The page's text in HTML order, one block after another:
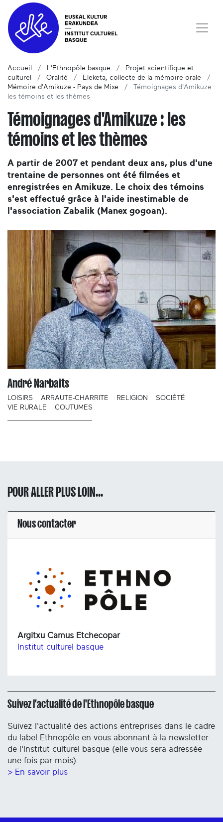
Accueil L'Ethnopôle basque
Projet scientifique et
culturel
Oralité
Eleketa, collecte de la mémoire orale
Mémoire d'Amikuze - Pays de Mixe
Témoignages d'Amikuze :
les témoins et les thèmes
Témoignages d'Amikuze : les
témoins et les thèmes
A partir de 2007 et pendant deux ans, plus d'une
trentaine de personnes ont été filmées et
enregistrées en Amikuze. Le choix des témoins
s'est effectué grâce à l'aide inestimable de
l'association Zabalik (Manex gogoan).
André Narbaits
LOISIRS ARRAUTE-CHARRITE RELIGION
SOCIÉTÉ
VIE RURALE
COUTUMES
POUR ALLER PLUS LOIN...
Nous contacter
Argitxu Camus Etchecopar
Institut culturel basque
Suivez l'actualité de l'Ethnopôle basque
Suivez l'actualité des actions entreprises dans le cadre
du label Ethnopôle en vous abonnant à la newsletter
de l'Institut culturel basque (elle vous sera adressée
une fois par mois).
> En savoir plus